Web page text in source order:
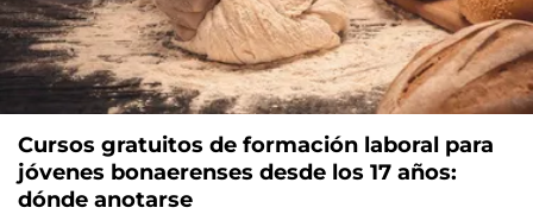
Cursos gratuitos de formación laboral para
jóvenes bonaerenses desde los 17 años:
dónde anotarse